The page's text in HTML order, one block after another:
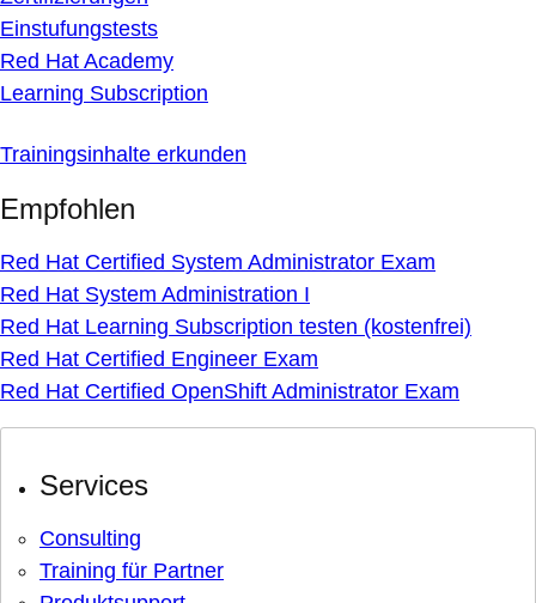
Einstufungstests
Red Hat Academy
Learning Subscription
Trainingsinhalte erkunden
Empfohlen
Red Hat Certified System Administrator Exam
Red Hat System Administration I
Red Hat Learning Subscription testen (kostenfrei)
Red Hat Certified Engineer Exam
Red Hat Certified OpenShift Administrator Exam
Services
Consulting
Training für Partner